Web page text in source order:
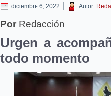
diciembre 6, 2022 | Autor:
Por Redacción
Urgen a
todo momento